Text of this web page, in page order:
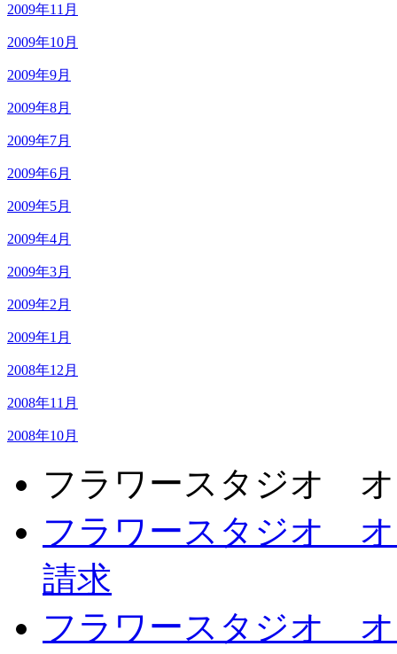
2009年11月
2009年10月
2009年9月
2009年8月
2009年7月
2009年6月
2009年5月
2009年4月
2009年3月
2009年2月
2009年1月
2008年12月
2008年11月
2008年10月
フラワースタジオ
フラワースタジオ オ
請求
フラワースタジオ